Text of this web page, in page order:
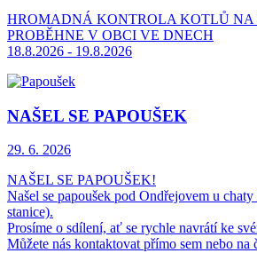
HROMADNÁ KONTROLA KOTLŮ NA
PROBĚHNE V OBCI VE DNECH
18.8.2026 - 19.8.2026
NAŠEL SE PAPOUŠEK
29. 6. 2026
NAŠEL SE PAPOUŠEK!
Našel se papoušek pod Ondřejovem u
stanice).
Prosíme o sdílení, ať se rychle navrátí ke
Můžete nás kontaktovat přímo sem nebo